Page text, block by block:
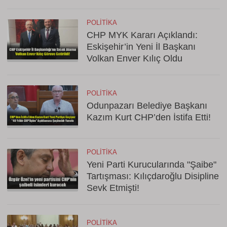
POLITIKA
CHP MYK Kararı Açıklandı:
Eskişehir’in Yeni İl Başkanı
Volkan Enver Kılıç Oldu
POLITIKA
Odunpazarı Belediye Başkanı
Kazım Kurt CHP’den İstifa Etti!
POLITIKA
Yeni Parti Kurucularında "Şaibe"
Tartışması: Kılıçdaroğlu Disipline
Sevk Etmişti!
POLITIKA